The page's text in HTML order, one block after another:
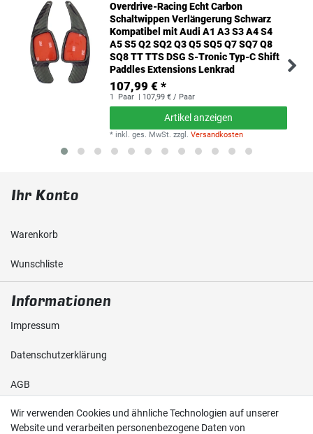
Overdrive-Racing Echt Carbon
Schaltwippen Verlängerung Schwarz
Kompatibel mit Audi A1 A3 S3 A4 S4
A5 S5 Q2 SQ2 Q3 Q5 SQ5 Q7 SQ7 Q8
SQ8 TT TTS DSG S-Tronic Typ-C Shift
Paddles Extensions Lenkrad
107,99 € *
1 Paar | 107,99 € / Paar
Artikel anzeigen
* inkl. ges. MwSt. zzgl.Versandkosten
Ihr Konto
Warenkorb
Wunschliste
Informationen
Impressum
Daten­schutz­erklärung
AGB
Shop
Wir verwenden Cookies und ähnliche Technologien auf unserer
Website und verarbeiten personenbezogene Daten von